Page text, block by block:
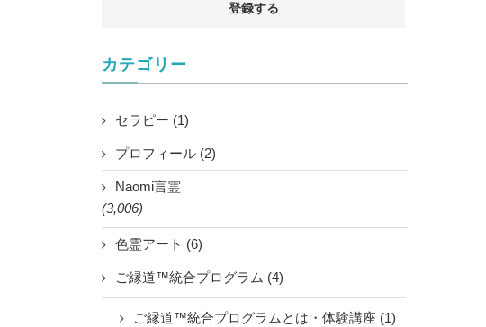
カテゴリー
セラピー (1)
プロフィール (2)
Naomi言霊
(3,006)
色霊アート (6)
ご縁道™統合プログラム (4)
ご縁道™統合プログラムとは・体験講座 (1)